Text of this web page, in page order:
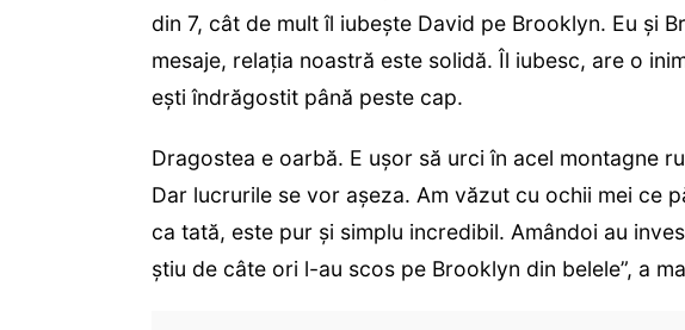
din 7, cât de mult îl iubește David pe Brooklyn. Eu și
mesaje, relația noastră este solidă. Îl iubesc, are o
ești îndrăgostit până peste cap.
Dragostea e oarbă. E ușor să urci în acel montagne
Dar lucrurile se vor așeza. Am văzut cu ochii mei ce
ca tată, este pur și simplu incredibil. Amândoi au
știu de câte ori l-au scos pe Brooklyn din belele”, a